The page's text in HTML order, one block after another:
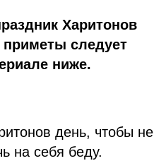
Харитонов
приметы следует
ниже.
день, чтобы не
на себя беду.